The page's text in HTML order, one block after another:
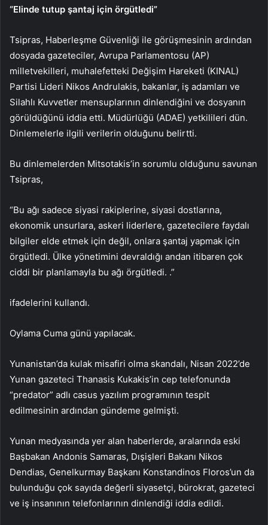
“Elinde tutup şantaj için örgütledi”
Tsipras, Haberleşme Güvenliği ile görüşmesinin ardından
dosyada gazeteciler, Avrupa Parlamentosu (AP)
milletvekilleri, muhalefetteki Değişim Hareketi (KINAL)
Partisi Lideri Nikos Andrulakis, bakanlar, iş adamları ve
Silahlı Kuvvetler mensuplarının dinlendiğini ve dosyanın
görüldüğünü iddia etti. Müdürlüğü (ADAE) yetkilileri dün.
Dinlemelerle ilgili verilerin olduğunu belirtti.
Bu dinlemelerden Mitsotakis’in sorumlu olduğunu savunan
Tsipras,
“Bu ağı sadece siyasi rakiplerine, siyasi dostlarına,
ekonomik unsurlara, askeri liderlere, gazetecilere faydalı
bilgiler elde etmek için değil, onlara şantaj yapmak için
örgütledi. Ülke yönetimini devraldığı andan itibaren çok
ciddi bir planlamayla bu ağı örgütledi. .”
ifadelerini kullandı.
Oylama Cuma günü yapılacak.
Yunanistan’da kulak misafiri olma skandalı, Nisan 2022’de
Yunan gazeteci Thanasis Kukakis’in cep telefonunda
“predator” adlı casus yazılım programının tespit
edilmesinin ardından gündeme gelmişti.
Yunan medyasında yer alan haberlerde, aralarında eski
Başbakan Andonis Samaras, Dışişleri Bakanı Nikos
Dendias, Genelkurmay Başkanı Konstandinos Floros’un da
bulunduğu çok sayıda değerli siyasetçi, bürokrat, gazeteci
ve iş insanının telefonlarının dinlendiği iddia edildi.